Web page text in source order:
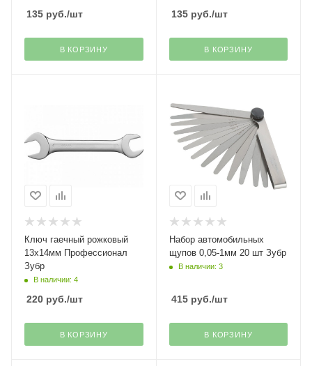
135 руб./шт
В КОРЗИНУ
135руб./шт
В КОРЗИНУ
Ключ гаечный рожковый
13х14мм Профессионал
Зубр
В наличии: 4
220 руб./шт
В КОРЗИНУ
Набор автомобильных
щупов 0,05-1мм 20 шт Зубр
В наличии: 3
415руб./шт
В КОРЗИНУ